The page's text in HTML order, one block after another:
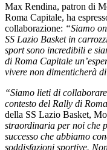
Max Rendina, patron di
Roma Capitale, ha
collaborazione: “Siamo
SS Lazio Basket in
sport sono incredibili e
di Roma Capitale
vivere non dimenticherà
“Siamo lieti di
contesto del Rally di
della SS Lazio Basket,
straordinaria per noi che
successo che abbiamo
soddisfazioni sportive.